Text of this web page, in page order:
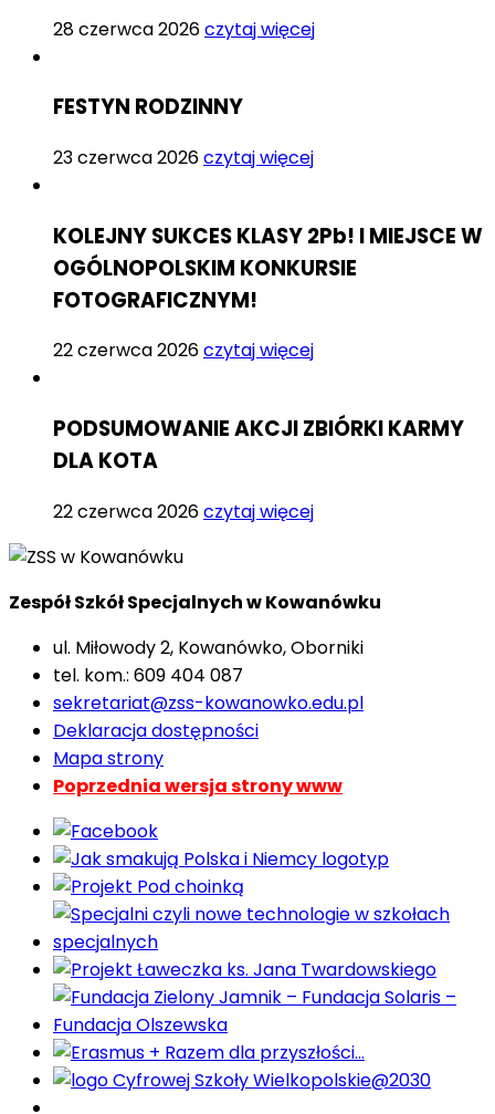
28 czerwca 2026czytaj więcej
FESTYN RODZINNY
23 czerwca 2026czytaj więcej
KOLEJNY SUKCES KLASY 2Pb! I MIEJSCE W
OGÓLNOPOLSKIM KONKURSIE
FOTOGRAFICZNYM!
22 czerwca 2026czytaj więcej
PODSUMOWANIE AKCJI ZBIÓRKI KARMY
DLA KOTA
22 czerwca 2026czytaj więcej
Zespół Szkół Specjalnych w Kowanówku
ul. Miłowody 2, Kowanówko, Oborniki
tel. kom.: 609 404 087
sekretariat@zss-kowanowko.edu.pl
Deklaracja dostępności
Mapa strony
Poprzednia wersja strony www